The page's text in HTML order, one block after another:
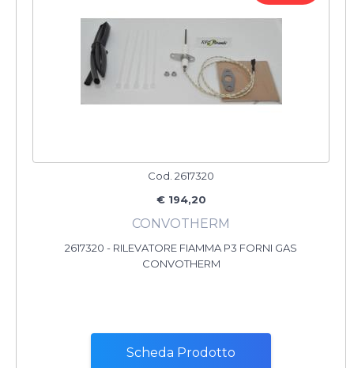
Cod. 2617320
€ 194,20
CONVOTHERM
2617320 - RILEVATORE FIAMMA P3 FORNI GAS
CONVOTHERM
Scheda Prodotto